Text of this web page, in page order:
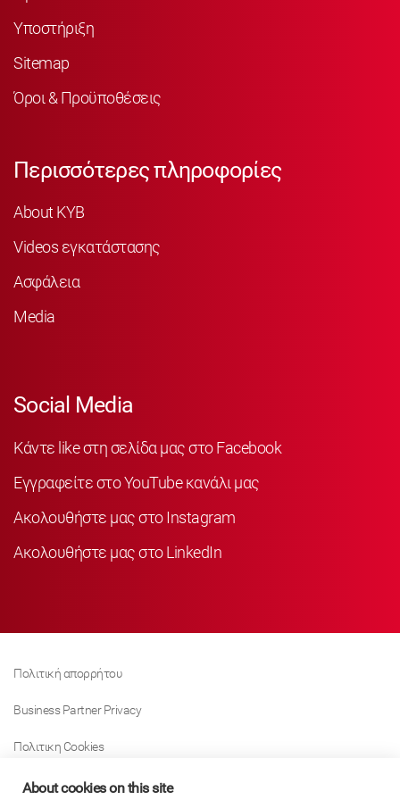
Υποστήριξη
Sitemap
Όροι & Προϋποθέσεις
Περισσότερες πληροφορίες
About KYB
Videos εγκατάστασης
Ασφάλεια
Media
Social Media
Κάντε like στη σελίδα μας στο Facebook
Εγγραφείτε στο YouTube κανάλι μας
Ακολουθήστε μας στο Instagram
Ακολουθήστε μας στο LinkedIn
Πολιτική απορρήτου
Business Partner Privacy
Πολιτικη Cookies
Modern Slavery Act Policy
About cookies on this site